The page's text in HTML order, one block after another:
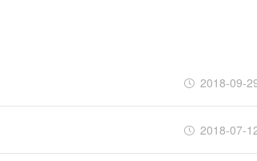
2018-09-
2018-07-